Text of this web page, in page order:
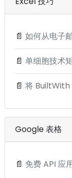
📄 如何从电子
📄 单细胞技术
📄 将 BuiltWith
Google 表格
📄 免费 API 应